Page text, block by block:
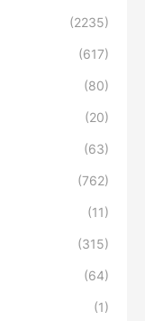
(2235)
(617)
(80)
(20)
(63)
(762)
(11)
(315)
(64)
(1)